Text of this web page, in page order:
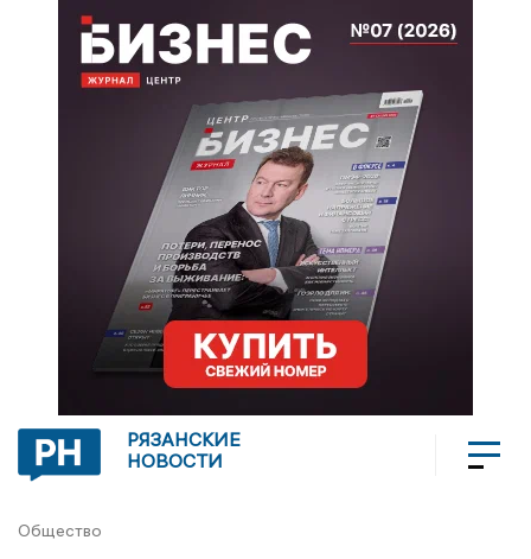
РЯЗАНСКИЕ
НОВОСТИ
Общество